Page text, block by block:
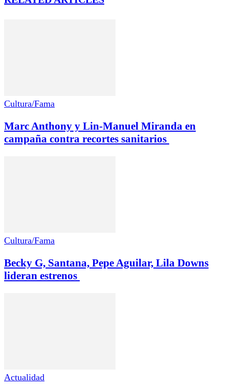
Cultura/Fama
Marc Anthony y Lin-Manuel Miranda en
campaña contra recortes sanitarios
Cultura/Fama
Becky G, Santana, Pepe Aguilar, Lila Downs
lideran estrenos
Actualidad